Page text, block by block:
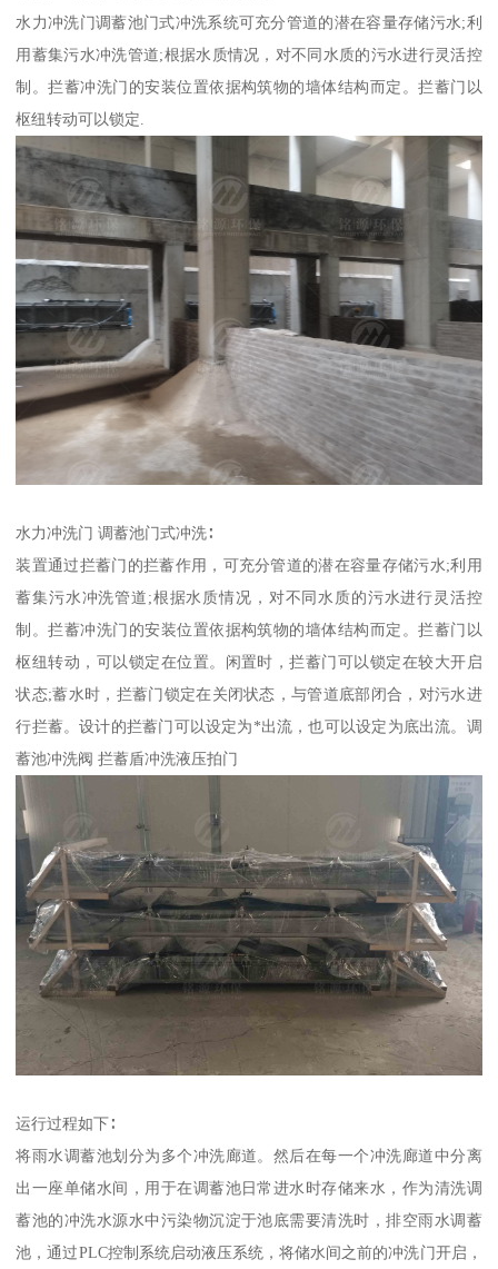
水力冲洗门调蓄池门式冲洗系统可充分管道的潜在容量存储污水;利
用蓄集污水冲洗管道;根据水质情况，对不同水质的污水进行灵活控
制。拦蓄冲洗门的安装位置依据构筑物的墙体结构而定。拦蓄门以
枢纽转动可以锁定.
水力冲洗门 调蓄池门式冲洗∶
装置通过拦蓄门的拦蓄作用，可充分管道的潜在容量存储污水;利用
蓄集污水冲洗管道;根据水质情况，对不同水质的污水进行灵活控
制。拦蓄冲洗门的安装位置依据构筑物的墙体结构而定。拦蓄门以
枢纽转动，可以锁定在位置。闲置时，拦蓄门可以锁定在较大开启
状态;蓄水时，拦蓄门锁定在关闭状态，与管道底部闭合，对污水进
行拦蓄。设计的拦蓄门可以设定为*出流，也可以设定为底出流。调
蓄池冲洗阀 拦蓄盾冲洗液压拍门
运行过程如下∶
将雨水调蓄池划分为多个冲洗廊道。然后在每一个冲洗廊道中分离
出一座单储水间，用于在调蓄池日常进水时存储来水，作为清洗调
蓄池的冲洗水源水中污染物沉淀于池底需要清洗时，排空雨水调蓄
池，通过PLC控制系统启动液压系统，将储水间之前的冲洗门开启，